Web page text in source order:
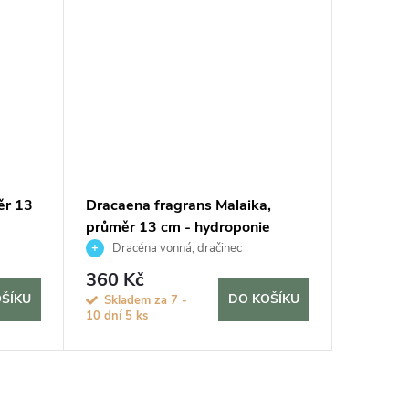
13
Dracaena fragrans Malaika,
průměr 13 cm - hydroponie
Dracéna vonná, dračinec
360 Kč
Skladem za 7 -
10 dní 5 ks
DO KOŠÍKU